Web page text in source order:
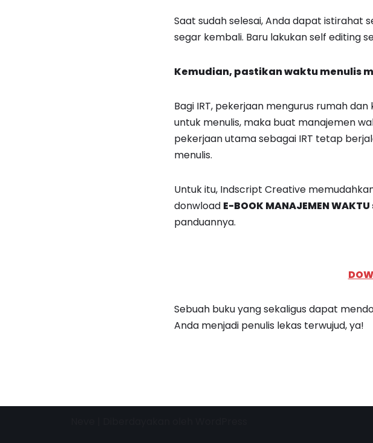
Saat sudah selesai, Anda dapat
segar kembali. Baru lakukan self editing
Kemudian, pastikan waktu menulis
Bagi IRT, pekerjaan mengurus rumah
untuk menulis, maka buat manajemen
pekerjaan utama sebagai IRT tetap
menulis.
Untuk itu, Indscript Creative
donwload E-BOOK MANAJEMEN
panduannya.
Sebuah buku yang sekaligus dapat
Anda menjadi penulis lekas terwujud, ya!